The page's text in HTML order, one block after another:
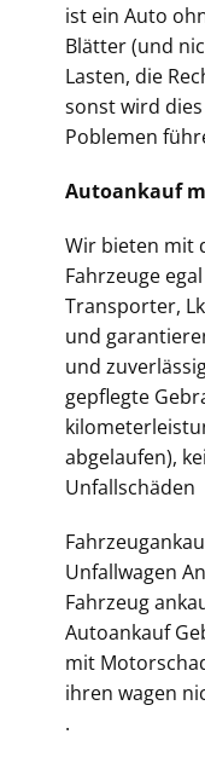
ist ein Auto
Blätter (und
Lasten, die
sonst wird
Poblemen
Autoankauf
Wir bieten mit
Fahrzeuge
Transporter,
und
und
gepflegte
abgelaufen),
Unfallschäden
Unfallwagen
Fahrzeug
Autoankauf
mit
ihren wagen
.